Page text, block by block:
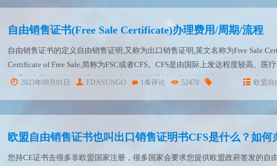
自由销售证书(Free Sale Certificate)办理费用/周期/流程
自由销售证书的定义自由销售证明,又称为出口销售证明,英文名称为Free Sale
Certificate of Free Sale,简称为FSC或者CFS。CFS是由国际上发达程度较高、医
体系较完善的经济体当局签发的以证明医疗器械在该地区可以自由销售的文件
2023年08月01日 FDASUNGO 1条评论 52470 欧盟自
欧盟自由销售证书也叫出口销售证明书CFS是什么？如何
您持CE证书去很多非欧盟国家注册，很多国家会要求您提供欧盟政府签发的自